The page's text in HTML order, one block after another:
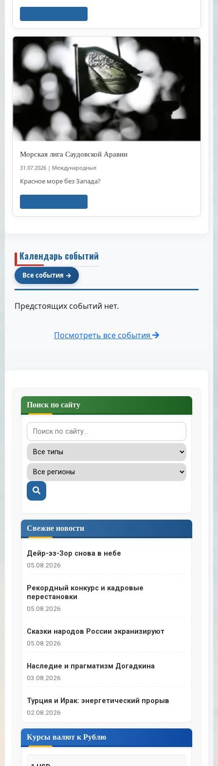
Морская лига Саудовской Аравии
31.07.2026 | Международные
Красное море без Запада?
Календарь событий
Все события
Предстоящих событий нет.
Посмотреть все события
Поиск по сайту
Поиск
Свежие новости
Дейр-эз-Зор снова в небе
05.08.2026
Рекордный конкурс и кадровые
перестановки
05.08.2026
Сказки народов России экранизируют
05.08.2026
Наследие и прагматизм Догадкина
03.08.2026
Турция и Ирак: энергетический прорыв
02.08.2026
Курсы валют к Рублю